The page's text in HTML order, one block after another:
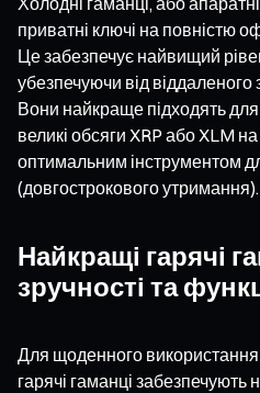
приватні ключі на повністю
Це забезпечує найвищий
убезпечуючи від
Вони найкраще підходять для
великі обсяги XRP або XLM
оптимальним інструментом
(довгострокового утримання).
Найкращі гарячі
зручності та
Для щоденного використання
гарячі гаманці